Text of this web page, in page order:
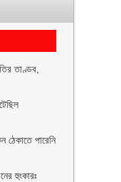
তাণ্ডব,
পারেনি
হুংকারঃ